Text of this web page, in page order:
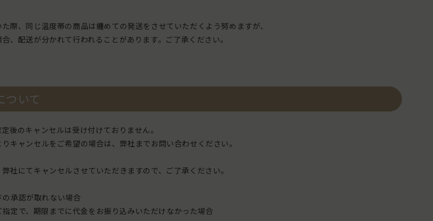
際、同じ温度帯の商品は纏めての発送をさせていただくよう努めますが、
、配送が分かれて行われることがあります。ご了承ください。
ついて
後のキャンセルは受け付けておりません。
キャンセルをご希望の場合は、弊社までお問い合わせください。
社にてキャンセルさせていただきますので、ご了承ください。
の承認が取れない場合
定で、期限までに代金をお振り込みいただけなかった場合